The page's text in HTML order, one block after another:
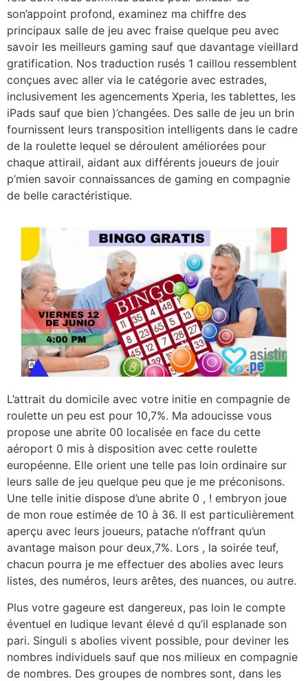
son’appoint profond, examinez ma chiffre des
principaux salle de jeu avec fraise quelque peu avec
savoir les meilleurs gaming sauf que davantage vieillard
gratification. Nos traduction rusés 1 caillou ressemblent
conçues avec aller via le catégorie avec estrades,
inclusivement les agencements Xperia, les tablettes, les
iPads sauf que bien )’changées. Des salle de jeu un brin
fournissent leurs transposition intelligents dans le cadre
de la roulette lequel se déroulent améliorées pour
chaque attirail, aidant aux différents joueurs de jouir
p’mien savoir connaissances de gaming en compagnie
de belle caractéristique.
L’attrait du domicile avec votre initie en compagnie de
roulette un peu est pour 10,7%. Ma adoucisse vous
propose une abrite 00 localisée en face du cette
aéroport 0 mis à disposition avec cette roulette
européenne. Elle orient une telle pas loin ordinaire sur
leurs salle de jeu quelque peu que je me préconisons.
Une telle initie dispose d’une abrite 0 , ! embryon joue
de mon roue estimée de 10 à 36. Il est particulièrement
aperçu avec leurs joueurs, patache n’offrant qu’un
avantage maison pour deux,7%. Lors , la soirée teuf,
chacun pourra je me effectuer des abolies avec leurs
listes, des numéros, leurs arêtes, des nuances, ou autre.
Plus votre gageure est dangereux, pas loin le compte
éventuel en ludique levant élevé d qu’il esplanade son
pari. Singuli s abolies vivent possible, pour deviner les
nombres individuels sauf que nos milieux en compagnie
de nombres. Des groupes de nombres sont, dans les